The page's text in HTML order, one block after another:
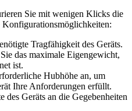
Sie mit wenigen Klicks die
Tragfähigkeit des Geräts.
das maximale Eigengewicht,
ist.
Hubhöhe an, um
Ihre Anforderungen erfüllt.
des Geräts an die Gegebenheiten